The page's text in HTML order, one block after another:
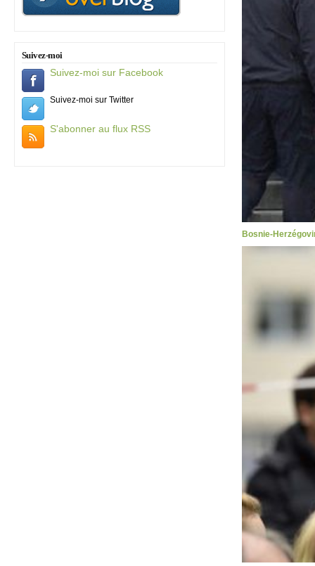
Suivez-moi
Suivez-moi sur Facebook
Suivez-moi sur Twitter
S'abonner au flux RSS
Bosnie-